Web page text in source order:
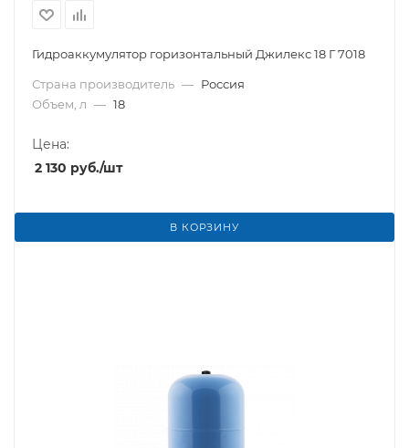
Гидроаккумулятор горизонтальный Джилекс 18 Г 7018
Страна производитель — Россия
Объем, л — 18
Цена:
2 130 руб./шт
В КОРЗИНУ